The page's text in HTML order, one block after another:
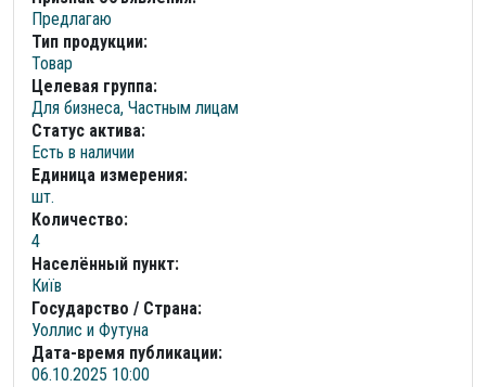
Предлагаю
Тип продукции:
Товар
Целевая группа:
Для бизнеса, Частным лицам
Статус актива:
Есть в наличии
Единица измерения:
шт.
Количество:
4
Населённый пункт:
Київ
Государство / Страна:
Уоллис и Футуна
Дата-время публикации:
06.10.2025 10:00